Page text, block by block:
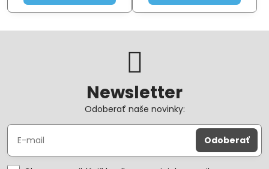
Newsletter
Odoberať naše novinky:
Odoberať